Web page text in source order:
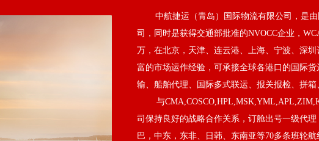
中航捷运（青岛）国际物流有限公司，是
司，同时是获得交通部批准的NVOCC企业，
万，在北京，天津、连云港、上海、宁波、深
富的市场运作经验，可承接全球各港口的国际
输、船舶代理、国际多式联运、报关报检、拼箱
与
司保持良好的战略合作关系，订舱出号一级代
巴，中东，东非、日韩、东南亚等70多条班轮